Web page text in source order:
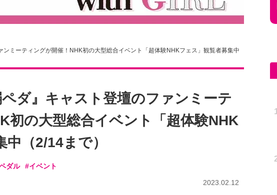
ンミーティングが開催！NHK初の大型総合イベント「超体験NHKフェス」観覧者募集中
ペダ』キャスト登壇のファンミーテ
初の大型総合イベント「超体験NHK
（2/14まで）
ダル #イベント
2023.02.12